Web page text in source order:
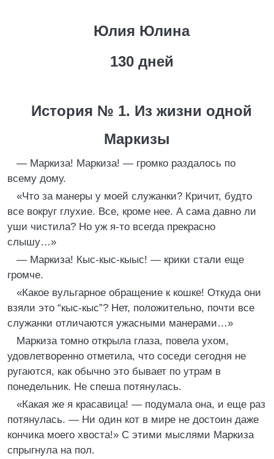
Юлия Юлина
130 дней
История № 1. Из жизни одной
Маркизы
— Маркиза! Маркиза! — громко раздалось по
всему дому.
«Что за манеры у моей служанки? Кричит, будто
все вокруг глухие. Все, кроме нее. А сама давно ли
уши чистила? Но уж я-то всегда прекрасно
слышу…»
— Маркиза! Кыс-кыс-кыыс! — крики стали еще
громче.
«Какое вульгарное обращение к кошке! Откуда они
взяли это “кыс-кыс”? Нет, положительно, почти все
служанки отличаются ужасными манерами…»
Маркиза томно открыла глаза, повела ухом,
удовлетворенно отметила, что соседи сегодня не
ругаются, как обычно это бывает по утрам в
понедельник. Не спеша потянулась.
«Какая же я красавица! — подумала она, и еще раз
потянулась. — Ни один кот в мире не достоин даже
кончика моего хвоста!» С этими мыслями Маркиза
спрыгнула на пол.